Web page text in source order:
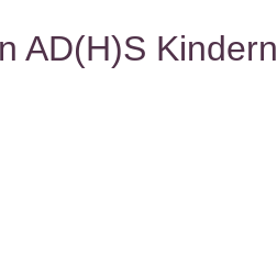
AD(H)S Kindern